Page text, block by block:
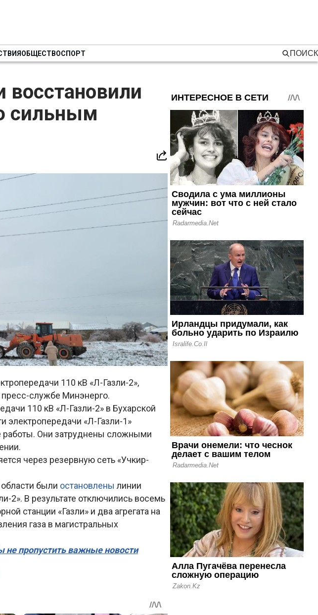
ОБЩЕСТВОСПОРТ ПОИСК
восстановили
сильным
110 кВ «Л-Газли-2»,
пресс-службе Минэнерго.
110 кВ «Л-Газли-2» в Бухарской
электропередачи «Л-Газли-1»
работы. Они затруднены сложными
через резервную сеть «Учкир-
были остановлены линии
2». В результате отключились восемь
станции «Газли» и два агрегата на
газа в магистральных
не пропустить важные новости